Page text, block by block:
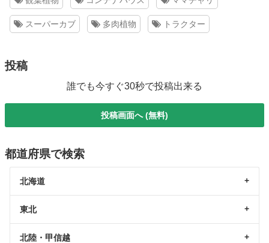
スーパーカブ 多肉植物 トラクター
投稿
誰でも今すぐ30秒で投稿出来る
投稿画面へ (無料)
都道府県で検索
北海道
東北
北陸・甲信越